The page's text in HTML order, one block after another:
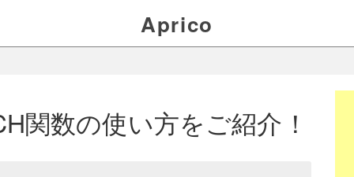
Aprico
関数の使い方をご紹介！